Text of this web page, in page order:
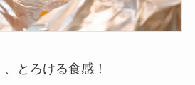
とろける食感！